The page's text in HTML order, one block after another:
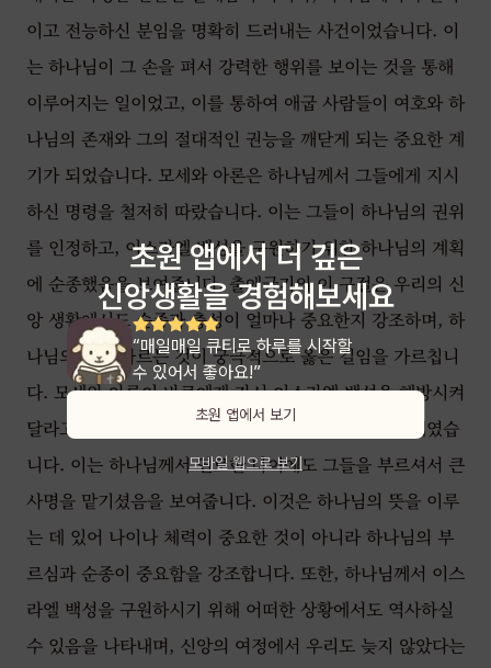
초원 앱에서 더 깊은
신앙생활을 경험해보세요
“그리스도인이라면 반드시 써봐
야 할 앱!”
초원 앱에서 보기
모바일 웹으로 보기
이고 전능하신 분임을 명확히 드러내는 사건이었습니다. 이
는 하나님이 그 손을 펴서 강력한 행위를 보이는 것을 통해
이루어지는 일이었고, 이를 통하여 애굽 사람들이 여호와 하
나님의 존재와 그의 절대적인 권능을 깨닫게 되는 중요한 계
기가 되었습니다. 모세와 아론은 하나님께서 그들에게 지시
하신 명령을 철저히 따랐습니다. 이는 그들이 하나님의 권위
를 인정하고, 이스라엘 백성을 구원하기 위한 하나님의 계획
에 순종했음을 보여줍니다. 출애굽기의 이 구절은 우리의 신
앙 생활에서도 순종과 충성이 얼마나 중요한지 강조하며, 하
나님의 뜻을 따르는 것이 궁극적으로 옳은 길임을 가르칩니
다. 모세와 아론이 바로에게 가서 이스라엘 백성을 해방시켜
달라고 요청했을 때, 모세는 팔십 세, 아론은 팔십삼 세였습
니다. 이는 하나님께서 연로한 나이에도 그들을 부르셔서 큰
사명을 맡기셨음을 보여줍니다. 이것은 하나님의 뜻을 이루
는 데 있어 나이나 체력이 중요한 것이 아니라 하나님의 부
르심과 순종이 중요함을 강조합니다. 또한, 하나님께서 이스
라엘 백성을 구원하시기 위해 어떠한 상황에서도 역사하실
수 있음을 나타내며, 신앙의 여정에서 우리도 늦지 않았다는